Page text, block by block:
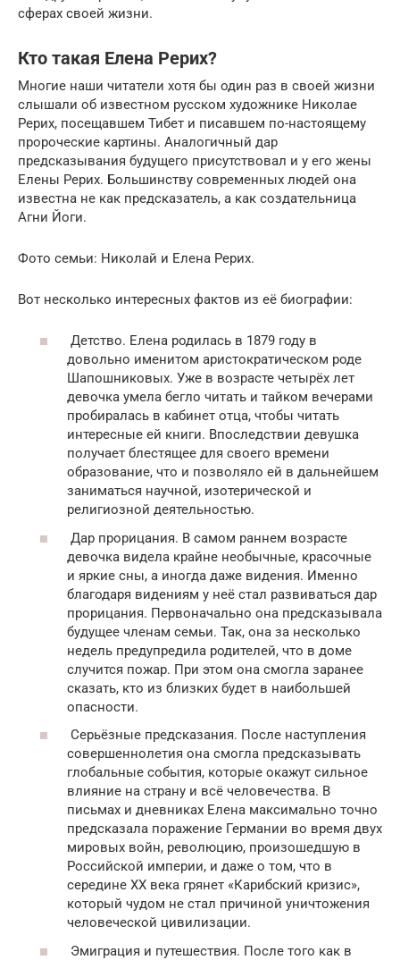
сферах своей жизни.
Кто такая Елена Рерих?
Многие наши читатели хотя бы один раз в своей жизни
слышали об известном русском художнике Николае
Рерих, посещавшем Тибет и писавшем по-настоящему
пророческие картины. Аналогичный дар
предсказывания будущего присутствовал и у его жены
Елены Рерих. Большинству современных людей она
известна не как предсказатель, а как создательница
Агни Йоги.
Фото семьи: Николай и Елена Рерих.
Вот несколько интересных фактов из её биографии:
Детство. Елена родилась в 1879 году в
довольно именитом аристократическом роде
Шапошниковых. Уже в возрасте четырёх лет
девочка умела бегло читать и тайком вечерами
пробиралась в кабинет отца, чтобы читать
интересные ей книги. Впоследствии девушка
получает блестящее для своего времени
образование, что и позволяло ей в дальнейшем
заниматься научной, изотерической и
религиозной деятельностью.
Дар прорицания. В самом раннем возрасте
девочка видела крайне необычные, красочные
и яркие сны, а иногда даже видения. Именно
благодаря видениям у неё стал развиваться дар
прорицания. Первоначально она предсказывала
будущее членам семьи. Так, она за несколько
недель предупредила родителей, что в доме
случится пожар. При этом она смогла заранее
сказать, кто из близких будет в наибольшей
опасности.
Серьёзные предсказания. После наступления
совершеннолетия она смогла предсказывать
глобальные события, которые окажут сильное
влияние на страну и всё человечества. В
письмах и дневниках Елена максимально точно
предсказала поражение Германии во время двух
мировых войн, революцию, произошедшую в
Российской империи, и даже о том, что в
середине XX века грянет «Карибский кризис»,
который чудом не стал причиной уничтожения
человеческой цивилизации.
Эмиграция и путешествия. После того как в